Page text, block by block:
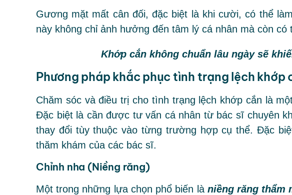
Gương mặt mất cân đối, đặc biệt là khi cười, có thể
này không chỉ ảnh hưởng đến tâm lý cá nhân mà còn có
Khớp cắn không chuẩn lâu ngày sẽ
Phương pháp khắc phục tình trạng lệch khớp
Chăm sóc và điều trị cho tình trạng lệch khớp cắn là
Đặc biệt là cần được tư vấn cá nhân từ bác sĩ chuyên
thay đổi tùy thuộc vào từng trường hợp cụ thể. Đặc
thăm khám của các bác sĩ.
Chỉnh nha (Niềng răng)
Một trong những lựa chọn phổ biến là niềng răng thẩm